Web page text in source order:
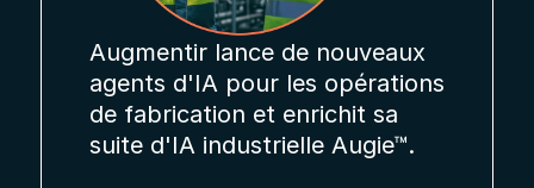
Augmentir désignée comme
leader et innovatrice de
premier plan dans le rapport
Frost & Sullivan Augmented